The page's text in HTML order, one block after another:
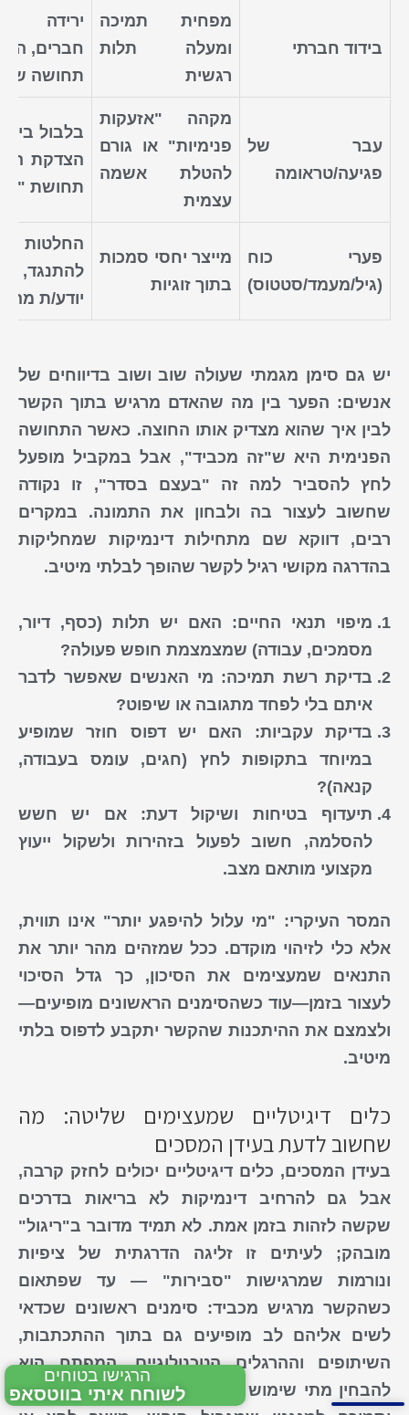
בידוד חברתי
מפחית תמיכה
ומעלה תלות
רגשית
ירידה
חברים,
תחושה
עבר של
פגיעה/טראומה
מקהה "אזעקות
פנימיות" או גורם
להטלת אשמה
עצמית
בלבול
הצדקת
תחושת
פערי כוח
(גיל/מעמד/סטטוס)
מייצר יחסי סמכות
בתוך זוגיות
החלטות
להתנגד,
יודע/ת מה
יש גם סימן מגמתי שעולה שוב ושוב בדיווחים של
אנשים: הפער בין מה שהאדם מרגיש בתוך הקשר
לבין איך שהוא מצדיק אותו החוצה. כאשר התחושה
הפנימית היא ש"זה מכביד", אבל במקביל מופעל
לחץ להסביר למה זה "בעצם בסדר", זו נקודה
שחשוב לעצור בה ולבחון את התמונה. במקרים
רבים, דווקא שם מתחילות דינמיקות שמחליקות
בהדרגה מקושי רגיל לקשר שהופך לבלתי מיטיב.
מיפוי תנאי החיים: האם יש תלות (כסף, דיור,
מסמכים, עבודה) שמצמצמת חופש פעולה?
בדיקת רשת תמיכה: מי האנשים שאפשר לדבר
איתם בלי לפחד מתגובה או שיפוט?
בדיקת עקביות: האם יש דפוס חוזר שמופיע
במיוחד בתקופות לחץ (חגים, עומס בעבודה,
קנאה)?
תיעדוף בטיחות ושיקול דעת: אם יש חשש
להסלמה, חשוב לפעול בזהירות ולשקול ייעוץ
מקצועי מותאם מצב.
המסר העיקרי: "מי עלול להיפגע יותר" אינו תווית,
אלא כלי לזיהוי מוקדם. ככל שמזהים מהר יותר את
התנאים שמעצימים את הסיכון, כך גדל הסיכוי
לעצור בזמן—עוד כשהסימנים הראשונים מופיעים—
ולצמצם את ההיתכנות שהקשר יתקבע לדפוס בלתי
מיטיב.
כלים דיגיטליים שמעצימים שליטה: מה
שחשוב לדעת בעידן המסכים
בעידן המסכים, כלים דיגיטליים יכולים לחזק קרבה,
אבל גם להרחיב דינמיקות לא בריאות בדרכים
שקשה לזהות בזמן אמת. לא תמיד מדובר ב"ריגול"
מובהק; לעיתים זו זליגה הדרגתית של ציפיות
ונורמות שמרגישות "סבירות" — עד שפתאום
כשהקשר מרגיש מכביד: סימנים ראשונים שכדאי
לשים אליהם לב מופיעים גם בתוך ההתכתבות,
השיתופים וההרגלים הטכנולוגיים. המפתח הוא
להבחין מתי שימוש בכלים דיגיטליים עובר מתיאום
הרגישו בטוחים
לשוחח איתי בווטסאפ